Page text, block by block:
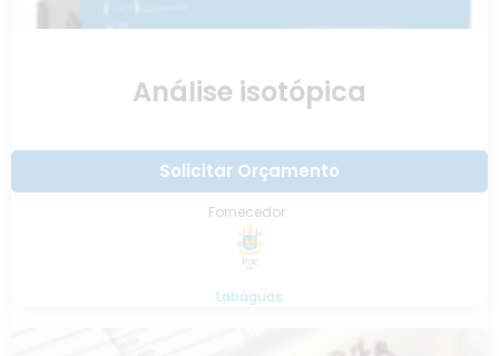
Análise isotópica
Solicitar Orçamento
Fornecedor:
Labáguas